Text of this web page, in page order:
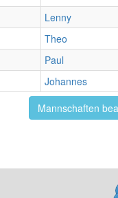
Lenny
Theo
Paul
Johannes
Mannschaften